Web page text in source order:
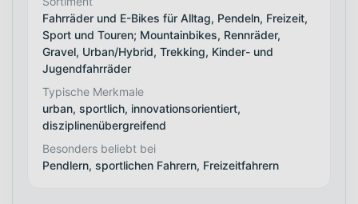
Fahrräder und E-Bikes für Alltag, Pendeln, Freizeit,
Sport und Touren; Mountainbikes, Rennräder,
Gravel, Urban/Hybrid, Trekking, Kinder- und
Jugendfahrräder
Typische Merkmale
urban, sportlich, innovationsorientiert,
disziplinenübergreifend
Besonders beliebt bei
Pendlern, sportlichen Fahrern, Freizeitfahrern